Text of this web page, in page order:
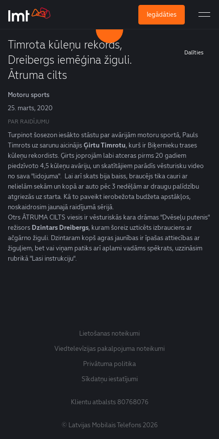
Iegādāties
Timrota kūleņu rekords,
Dreibergs iemēģina žiguli.
Ātruma cilts
Dalīties
Motoru sports
25. marts, 2020
PAR RAIDĪJUMU
Turpinot šosezon iesākto stāstu par avārijām motoru sportā, Pauls
Timrots uz sarunu aicinājisĢirtu Timrotu, kurš ir Biķernieku trases
kūleņu rekordists. Ģirts joprojām labi atceras pirms 20 gadiem
piedzīvoto 4,5 kūleņu avāriju, un skatītājiem parādīs vēsturisku video
no sava "lidojuma". Lai arī skats bija baiss, braucējs tika cauri ar
nelielām sekām un kopā ar auto pēc 3 nedēļām ar draugu palīdzību
atgriezās uz starta. Kā to paveikt ierobežota budžeta apstākļos,
noskaidrosim jaunajā raidījumā sērijā.
Otrs ĀTRUMA CILTS viesis ir vēsturiskās kara drāmas "Dvēseļu putenis"
režisors Dzintars Dreibergs, kuram šoreiz uzticēts izbrauciens ar
ačgārno žiguli. Dzintaram kopš agras jaunības ir īpašas attiecības ar
žiguļiem, bet vai viņam patiks arī aplami vadāms spēkrats, uzzināsim
rubrikā "Lasi instrukciju".
Lietošanas noteikumi
Viedtelevīzijas pakalpojuma noteikumi
Privātuma politika
Sīkdatņu iestatījumi
Klientu atbalsts80768076
© Latvijas Mobilais Telefons 2026